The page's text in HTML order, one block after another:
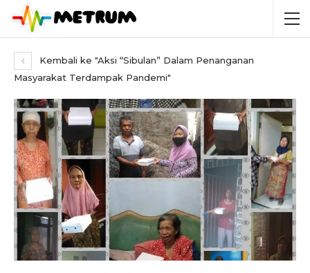
Kembali ke "Aksi “Sibulan” Dalam Penanganan
Masyarakat Terdampak Pandemi"